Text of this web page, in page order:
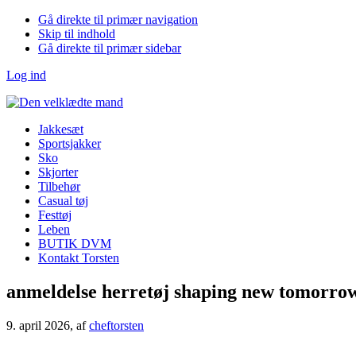
Gå direkte til primær navigation
Skip til indhold
Gå direkte til primær sidebar
Log ind
Jakkesæt
Sportsjakker
Sko
Skjorter
Tilbehør
Casual tøj
Festtøj
Leben
BUTIK DVM
Kontakt Torsten
anmeldelse herretøj shaping new
9. april 2026, afcheftorsten